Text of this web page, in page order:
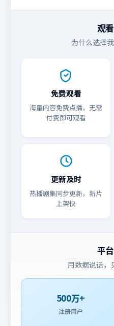
观
为什么选择
免费观看
海量内容免费点播，无需
付费即可观看
更新及时
热播剧集同步更新，新片
上架快
平
用数据说话，
500万+
注册用户